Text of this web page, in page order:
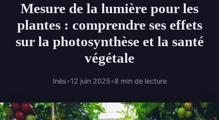
Mesure de la lumière pour les
plantes : comprendre ses effets
sur la photosynthèse et la santé
végétale
Inès•12 juin 2025•8 min de lecture